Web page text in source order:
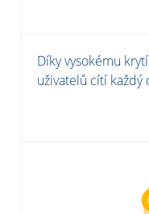
Díky vysokému
uživatelů cítí každý